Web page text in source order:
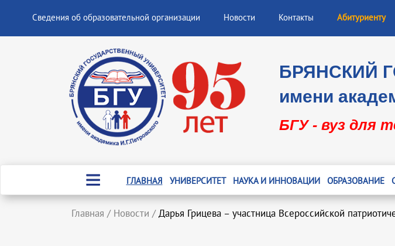
Сведения об образовательной организации Новости Контакты Абитуриенту
БРЯНСКИЙ
имени
БГУ - вуз для
ГЛАВНАЯ УНИВЕРСИТЕТ НАУКА И ИННОВАЦИИ ОБРАЗОВАНИЕ
Главная / Новости / Дарья Грицева – участница Всероссийской